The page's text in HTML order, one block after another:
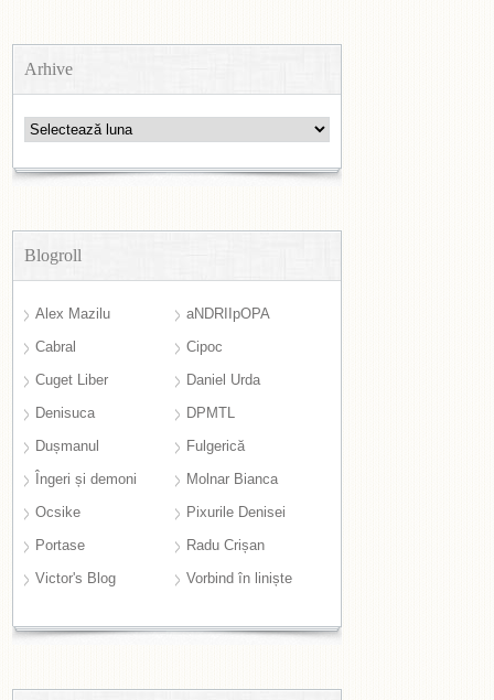
Arhive
Arhive
Blogroll
Alex Mazilu
aNDRIIpOPA
Cabral
Cipoc
Cuget Liber
Daniel Urda
Denisuca
DPMTL
Dușmanul
Fulgerică
Îngeri și demoni
Molnar Bianca
Ocsike
Pixurile Denisei
Portase
Radu Crișan
Victor's Blog
Vorbind în liniște